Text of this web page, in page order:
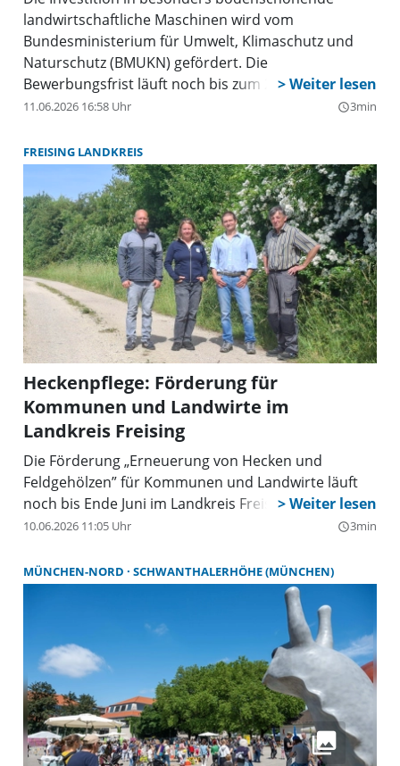
landwirtschaftliche Maschinen wird vom
Bundesministerium für Umwelt, Klimaschutz und
Naturschutz (BMUKN) gefördert. Die
Bewerbungsfrist läuft noch bis zum 22. Juni 2026.
11.06.2026 16:58 Uhr query_builder3min
FREISING LANDKREIS
Heckenpflege: Förderung für
Kommunen und Landwirte im
Landkreis Freising
Die Förderung „Erneuerung von Hecken und
Feldgehölzen” für Kommunen und Landwirte läuft
noch bis Ende Juni im Landkreis Freising.
10.06.2026 11:05 Uhr query_builder3min
MÜNCHEN-NORD SCHWANTHALERHÖHE (MÜNCHEN)